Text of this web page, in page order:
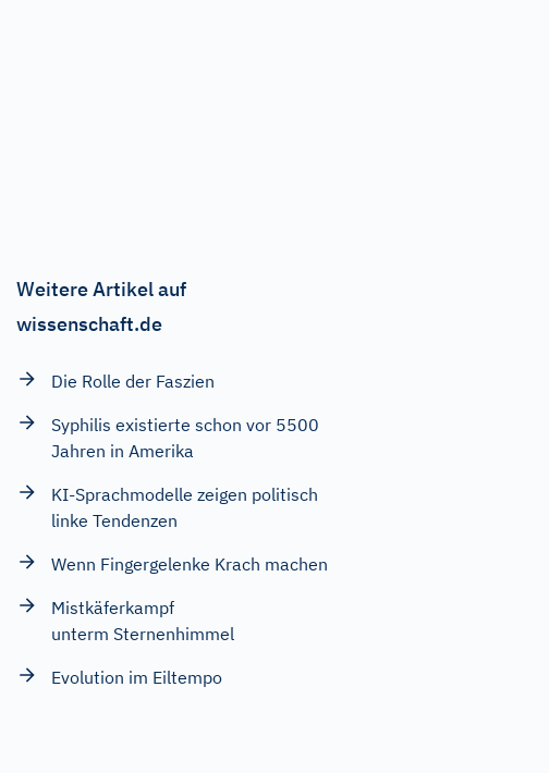
Weitere Artikel auf
wissenschaft.de
Die Rolle der Faszien
Syphilis existierte schon vor 5500
Jahren in Amerika
KI-Sprachmodelle zeigen politisch
linke Tendenzen
Wenn Fingergelenke Krach machen
Mistkäferkampf
unterm Sternenhimmel
Evolution im Eiltempo